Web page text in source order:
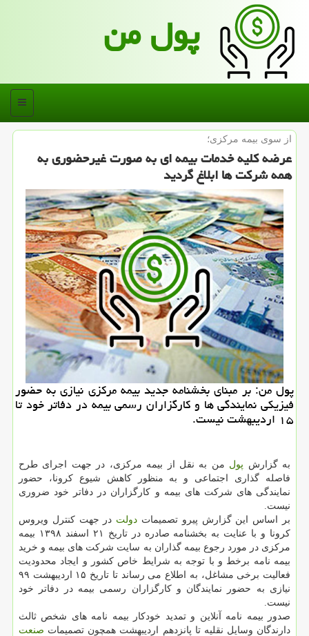
پول من
منو
از سوی بیمه مركزی؛
عرضه كلیه خدمات بیمه ای به صورت غیرحضوری به
همه شركت ها ابلاغ گردید
پول من: بر مبنای بخشنامه جدید بیمه مركزی نیازی به حضور
فیزیكی نمایندگی ها و كارگزاران رسمی بیمه در دفاتر خود تا
۱۵ اردیبهشت نیست.
به گزارش پول من به نقل از بیمه مركزی، در جهت اجرای طرح
فاصله گذاری اجتماعی و به منظور كاهش شیوع كرونا، حضور
نمایندگی های شركت های بیمه و كارگزاران در دفاتر خود ضروری
نیست.
بر اساس این گزارش پیرو تصمیمات دولت در جهت كنترل ویروس
كرونا و با عنایت به بخشنامه صادره در تاریخ ۲۱ اسفند ۱۳۹۸ بیمه
مركزی در مورد رجوع بیمه گذاران به سایت شركت های بیمه و خرید
بیمه نامه برخط و با توجه به شرایط خاص كشور و ایجاد محدودیت
فعالیت برخی مشاغل، به اطلاع می رساند تا تاریخ ۱۵ اردیبهشت ۹۹
نیازی به حضور نمایندگان و كارگزاران رسمی بیمه در دفاتر خود
نیست.
صدور بیمه نامه آنلاین و تمدید خودكار بیمه نامه های شخص ثالث
دارندگان وسایل نقلیه تا پانزدهم اردیبهشت همچون تصمیمات صنعت